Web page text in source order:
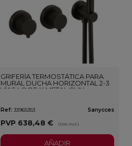
GRIFERÍA TERMOSTÁTICA PARA
MURAL DUCHA HORIZONTAL 2-3
VÍAS LOOP K METAL GUN
Ref: 33965353 Sanycces
PVP 638,48 € (IVA incl.)
AÑADIR